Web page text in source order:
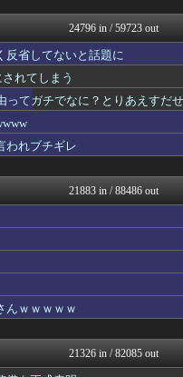
GOSSIP速報
バズッター速報
VIPPER速報
U-1 NEWS.
まとめCUP
NEWSまとめもりー｜
気団まとめ-噫無情-｜嫁
まとめ芸能＠美女画像ま
GOSSIP速報
トレンドの通り道
不思議.net - 5ch...
わんこーる速報！
Zチャンネル＠VIP
mutyunのゲーム+αブ...
BIPブログ
ウマ娘まとめ速報うまろ
24796 in / 59723 out
反省してないと話題に
れてしまう
ってガチでなに？とりあえすだ
われブチギレ
21883 in / 88486 out
んｗｗｗｗｗ
21326 in / 82085 out